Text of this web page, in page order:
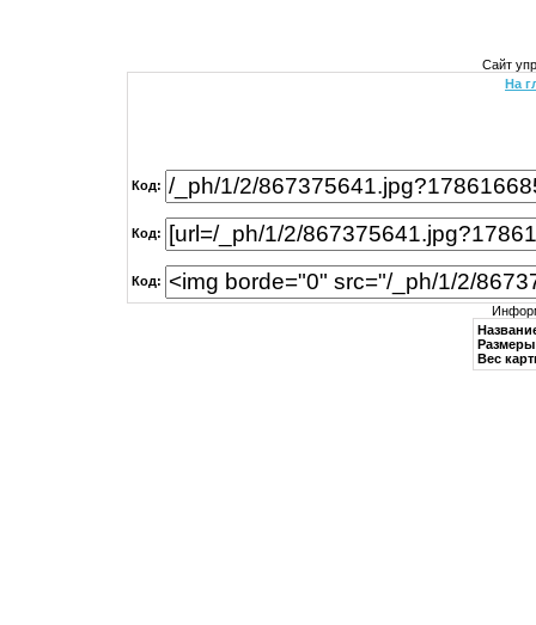
Сайт
На
Код:
Код:
Код:
Вес